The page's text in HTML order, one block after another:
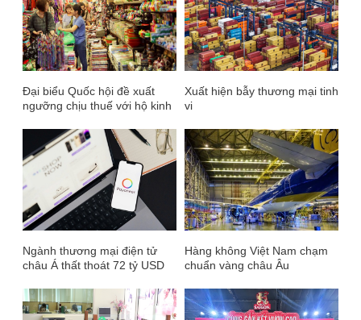
Đại biểu Quốc hội đề xuất
ngưỡng chịu thuế với hộ kinh
Xuất hiện bẫy thương mại tinh
vi
Ngành thương mại điện tử
châu Á thất thoát 72 tỷ USD
Hàng không Việt Nam chạm
chuẩn vàng châu Âu